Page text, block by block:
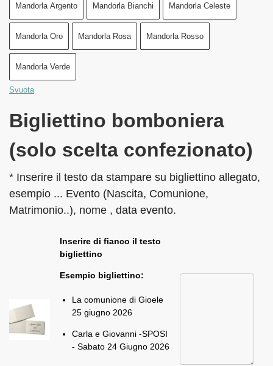
Mandorla Argento Mandorla Bianchi Mandorla Celeste
Mandorla Oro Mandorla Rosa Mandorla Rosso
Mandorla Verde
Svuota
Bigliettino bomboniera
(solo scelta confezionato)
* Inserire il testo da stampare su bigliettino allegato,
esempio ... Evento (Nascita, Comunione,
Matrimonio..), nome , data evento.
Inserire di fianco il testo
bigliettino
Esempio bigliettino:
La comunione di Gioele
25 giugno 2026
Carla e Giovanni -SPOSI
- Sabato 24 Giugno 2026